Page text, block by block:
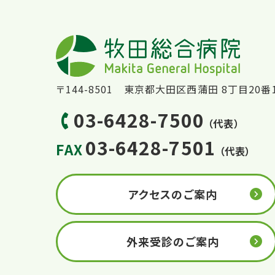
〒144-8501 東京都大田区西蒲田 8丁目20番
03-6428-7500 （代表）
FAX03-6428-7501 （代表）
アクセスのご案内
外来受診のご案内